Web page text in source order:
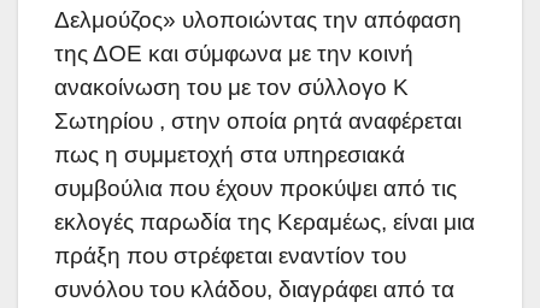
Δελμούζος» υλοποιώντας την απόφαση
της ΔΟΕ και σύμφωνα με την κοινή
ανακοίνωση του με τον σύλλογο Κ
Σωτηρίου , στην οποία ρητά αναφέρεται
πως η συμμετοχή στα υπηρεσιακά
συμβούλια που έχουν προκύψει από τις
εκλογές παρωδία της Κεραμέως, είναι μια
πράξη που στρέφεται εναντίον του
συνόλου του κλάδου, διαγράφει από τα